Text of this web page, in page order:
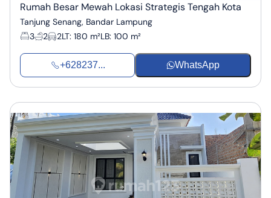
Rumah Besar Mewah Lokasi Strategis Tengah Kota
Tanjung Senang, Bandar Lampung
3
2 2LT: 180 m²LB: 100 m²
+628237... WhatsApp